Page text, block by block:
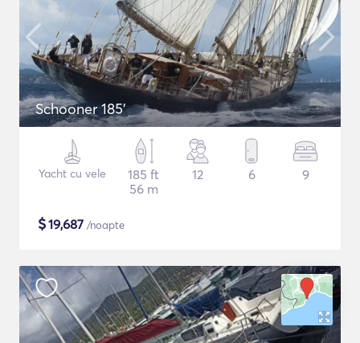
Schooner 185'
Yacht cu vele
185 ft
56 m
12 6 9
$19,687 /noapte